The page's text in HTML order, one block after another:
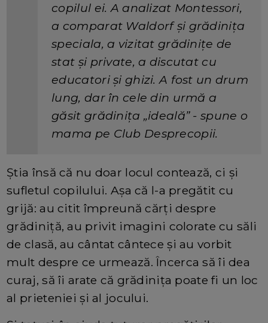
copilul ei. A analizat Montessori,
a comparat Waldorf și grădinița
speciala, a vizitat grădinițe de
stat și private, a discutat cu
educatori și ghizi. A fost un drum
lung, dar în cele din urmă a
găsit grădinița „ideală” - spune o
mama pe Club Desprecopii.
Știa însă că nu doar locul contează, ci și
sufletul copilului. Așa că l-a pregătit cu
grijă: au citit împreună cărți despre
grădiniță, au privit imagini colorate cu săli
de clasă, au cântat cântece și au vorbit
mult despre ce urmează. Încerca să îi dea
curaj, să îi arate că grădinița poate fi un loc
al prieteniei și al jocului.